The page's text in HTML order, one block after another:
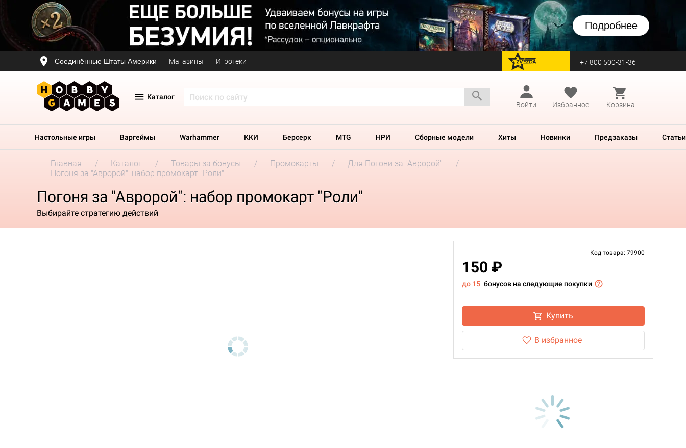
Подробнее
Соединённые Штаты Америки Магазины Игротеки перейти на Zvezda +7 800 500-31-36
Каталог
Войти
Избранное Корзина
Настольные игры Варгеймы Warhammer ККИ Берсерк MTG НРИ Сборные модели Хиты Новинки Предзаказы Статьи
Главная Каталог Товары за бонусы Промокарты
Для Погони за "Авророй"
Погоня за "Авророй": набор промокарт "Роли"
Погоня за "Авророй": набор промокарт "Роли"
Выбирайте стратегию действий
Код товара: 79900
150 ₽
до 15 бонусов на следующие покупки
Купить
В избранное